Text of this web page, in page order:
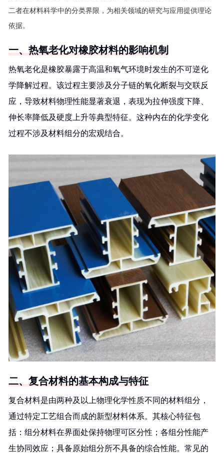
二者在材料科学中的分类界限，为相关领域的研究与应用提供理论
依据。
一、热氧老化对橡胶材料的影响机制
热氧老化是橡胶暴露于高温和氧气环境时发生的不可逆化
学降解过程。该过程主要涉及分子链的氧化断裂与交联反
应，导致材料物理性能显著衰退，表现为拉伸强度下降、
伸长率降低及硬度上升等典型特征。这种内在的化学变化
过程不涉及材料组分的宏观结合。
二、复合材料的基本构成与特征
复合材料是由两种及以上物理化学性质不同的材料组分，
通过特定工艺组合而成的新型材料体系。其核心特征包
括：组分材料在界面处保持物理可区分性；各组分性能产
生协同效应；具备原始组分所不具备的综合性能。常见的